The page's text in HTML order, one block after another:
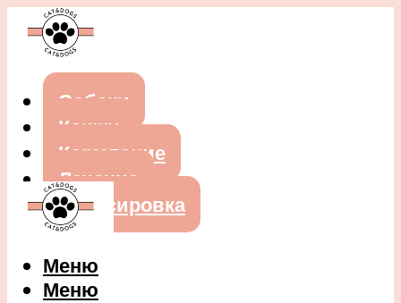
Собаки
Кошки
Кормление
Лечение
Дрессировка
Меню
Меню